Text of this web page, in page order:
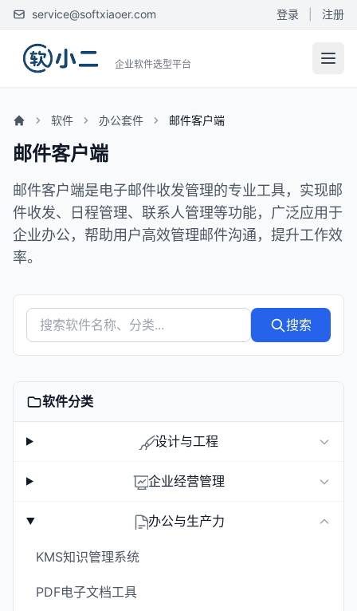
service@softxiaoer.com 登录 注册
企业软件选型平台
软件 办公套件 邮件客户端
邮件客户端
邮件客户端是电子邮件收发管理的专业工具，实现邮
件收发、日程管理、联系人管理等功能，广泛应用于
企业办公，帮助用户高效管理邮件沟通，提升工作效
率。
搜索
软件分类
设计与工程
企业经营管理
办公与生产力
KMS知识管理系统
PDF电子文档工具